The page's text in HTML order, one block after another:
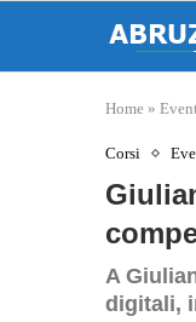
Home »
Corsi
A
digitali,